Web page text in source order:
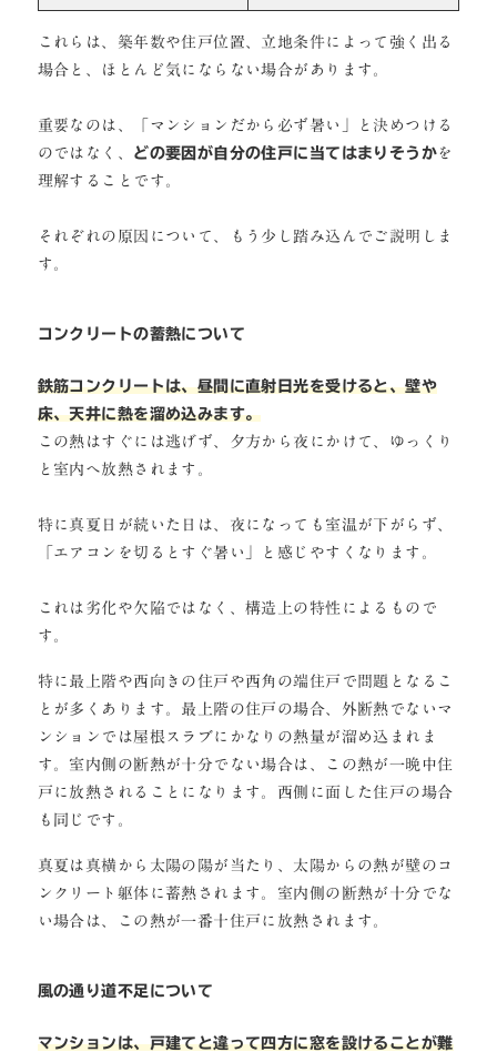
これらは、築年数や住戸位置、立地条件によって強く出る
場合と、ほとんど気にならない場合があります。
重要なのは、「マンションだから必ず暑い」と決めつける
のではなく、 どの要因が自分の住戸に当てはまりそうかを
理解することです。
それぞれの原因について、もう少し踏み込んでご説明しま
す。
コンクリートの蓄熱について
鉄筋コンクリートは、昼間に直射日光を受けると、壁や
床、天井に熱を溜め込みます。
この熱はすぐには逃げず、夕方から夜にかけて、ゆっくり
と室内へ放熱されます。
特に真夏日が続いた日は、夜になっても室温が下がらず、
「エアコンを切るとすぐ暑い」と感じやすくなります。
これは劣化や欠陥ではなく、構造上の特性によるもので
す。
特に最上階や西向きの住戸や西角の端住戸で問題となるこ
とが多くあります。最上階の住戸の場合、外断熱でないマ
ンションでは屋根スラブにかなりの熱量が溜め込まれま
す。室内側の断熱が十分でない場合は、この熱が一晩中住
戸に放熱されることになります。西側に面した住戸の場合
も同じです。
真夏は真横から太陽の陽が当たり、太陽からの熱が壁のコ
ンクリート躯体に蓄熱されます。室内側の断熱が十分でな
い場合は、この熱が一番十住戸に放熱されます。
風の通り道不足について
マンションは、戸建てと違って四方に窓を設けることが難